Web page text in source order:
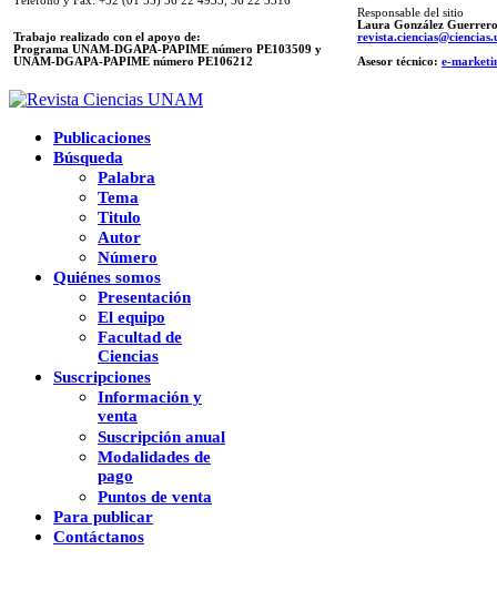
Trabajo realizado con el apoyo de:
Programa UNAM-DGAPA-PAPIME número PE103509 y
UNAM-DGAPA-PAPIME número PE106212
Responsable del sitio
Laura González Guerrero
Asesor técnico: e-
Publicaciones
Búsqueda
Palabra
Tema
Titulo
Autor
Número
Quiénes somos
Presentación
El equipo
Facultad de
Ciencias
Suscripciones
Información y
venta
Suscripción anual
Modalidades de
pago
Puntos de venta
Para publicar
Contáctanos